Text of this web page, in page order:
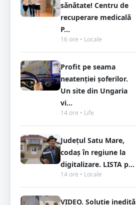
sănătate! Centru de
recuperare medicală
P...
16 ore • Locale
Profit pe seama
neatenției șoferilor.
Un site din Ungaria
vi...
14 ore • Life
Județul Satu Mare,
codaș în regiune la
digitalizare. LISTA p...
14 ore • Locale
VIDEO. Soluție inedită